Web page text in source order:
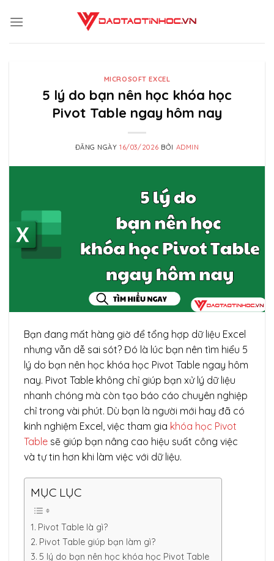
MICROSOFT EXCEL
5 lý do bạn nên học khóa học
Pivot Table ngay hôm nay
ĐĂNG NGÀY16/03/2026 BỞI ADMIN
Bạn đang mất hàng giờ để tổng hợp dữ liệu Excel
nhưng vẫn dễ sai sót? Đó là lúc bạn nên tìm hiểu 5
lý do bạn nên học khóa học Pivot Table ngay hôm
nay. Pivot Table không chỉ giúp bạn xử lý dữ liệu
nhanh chóng mà còn tạo báo cáo chuyên nghiệp
chỉ trong vài phút. Dù bạn là người mới hay đã có
kinh nghiệm Excel, việc tham gia khóa học Pivot
Table sẽ giúp bạn nâng cao hiệu suất công việc
và tự tin hơn khi làm việc với dữ liệu.
MỤC LỤC
Pivot Table là gì?
Pivot Table giúp bạn làm gì?
5 lý do bạn nên học khóa học Pivot Table